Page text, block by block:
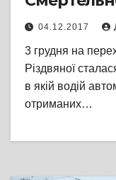
04.12.2017
3 грудня на
Різдвяної
в якій водій
отриманих…